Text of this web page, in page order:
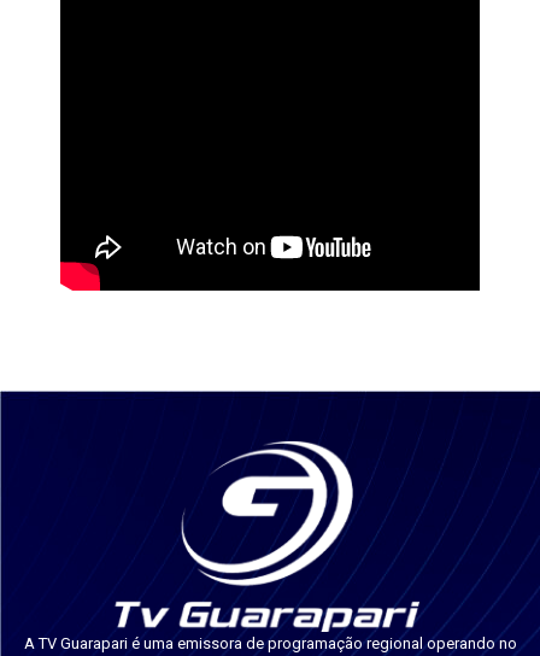
A TV Guarapari é uma emissora de programação regional operando no